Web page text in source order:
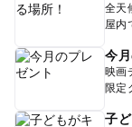
全天
屋内
今
映画
限定
子